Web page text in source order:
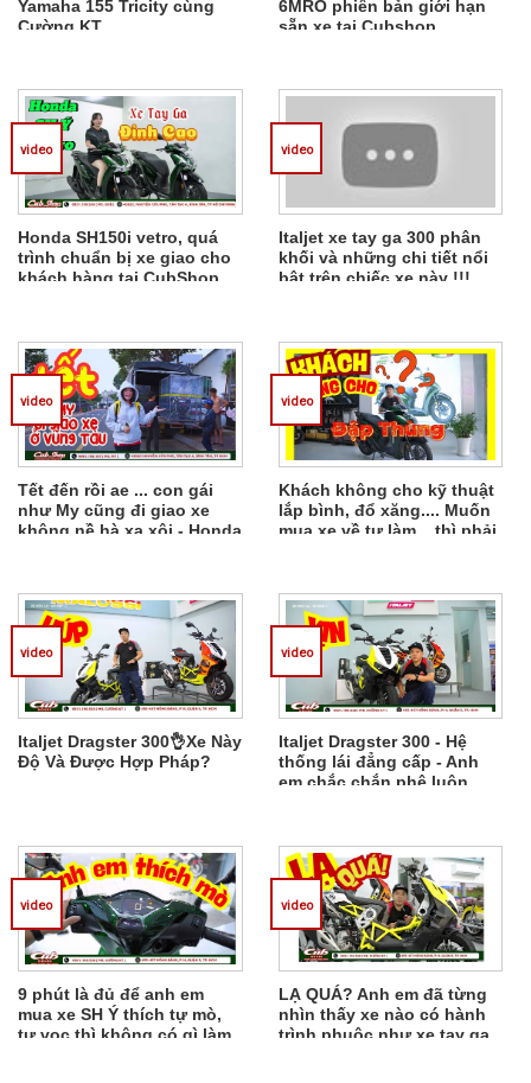
Yamaha 155 Tricity cùng
Cường KT
6MRO phiên bản giới hạn
sẵn xe tại Cubshop
Honda SH150i vetro, quá
trình chuẩn bị xe giao cho
khách hàng tại CubShop
video
Italjet xe tay ga 300 phân
khối và những chi tiết nổi
bật trên chiếc xe này !!!
video
Tết đến rồi ae ... con gái
như My cũng đi giao xe
không nề hà xa xôi - Honda
video
Khách không cho kỹ thuật
lắp bình, đổ xăng.... Muốn
mua xe về tự làm... thì phải
video
Italjet Dragster 300👌Xe Này
Độ Và Được Hợp Pháp?
video
Italjet Dragster 300 - Hệ
thống lái đẳng cấp - Anh
em chắc chắn phê luôn
video
9 phút là đủ để anh em
mua xe SH Ý thích tự mò,
tự vọc thì không có gì làm
video
LẠ QUÁ? Anh em đã từng
nhìn thấy xe nào có hành
trình phuộc như xe tay ga
video